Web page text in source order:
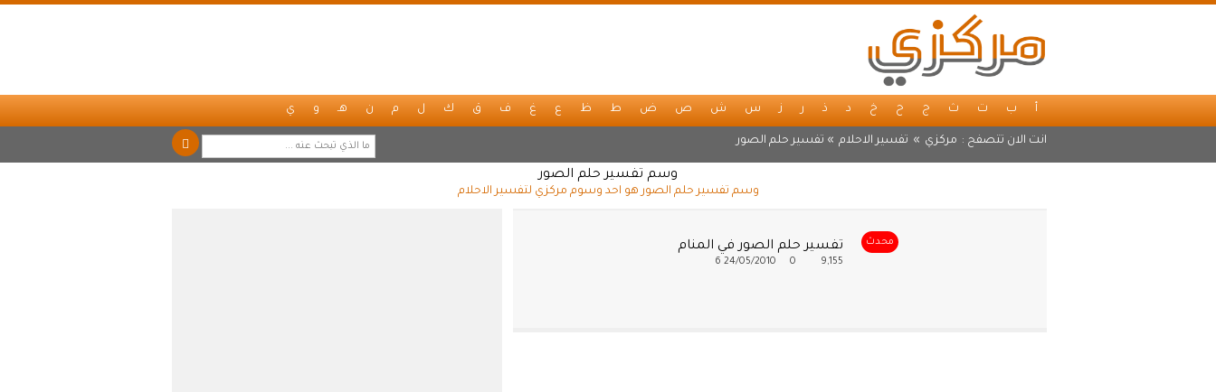
أ ب ت ث ج ح خ د ذ ر ز س ش ص ض ط ظ ع غ ف ق ك ل م ن هـ و ي
انت الان تتصفح : مركزي » تفسير الاحلام » تفسير حلم الصور
وسم تفسير حلم الصور
وسم تفسير حلم الصور هو احد وسوم مركزي لتفسير الاحلام
محدث تفسير حلم الصور في المنام
9,155
24/05/2010
6